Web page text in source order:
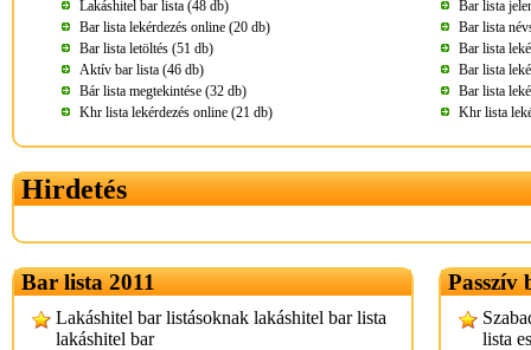
Lakáshitel bar lista (48 db)
Bar lista
Bar lista lekérdezés online (20 db)
Bar lista
Bar lista letöltés (51 db)
Bar lista
Aktív bar lista (46 db)
Bar lista
Bár lista megtekintése (32 db)
Bar lista
Khr lista lekérdezés online (21 db)
Khr lista
Hirdetés
Bar lista 2011
Lakáshitel bar listásoknak lakáshitel bar lista
lakáshitel bar
Passzív
lista